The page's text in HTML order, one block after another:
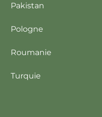
Pakistan
Pologne
Roumanie
Turquie